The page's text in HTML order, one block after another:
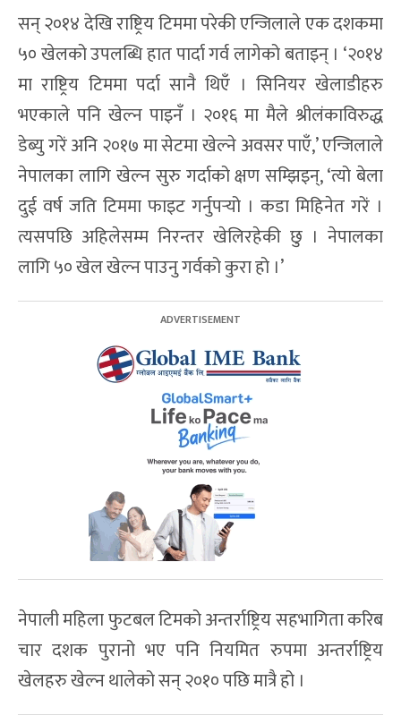
सन् २०१४ देखि राष्ट्रिय टिममा परेकी एन्जिलाले एक दशकमा
५० खेलको उपलब्धि हात पार्दा गर्व लागेको बताइन् । ‘२०१४
मा राष्ट्रिय टिममा पर्दा सानै थिएँ । सिनियर खेलाडीहरु
भएकाले पनि खेल्न पाइनँ । २०१६ मा मैले श्रीलंकाविरुद्ध
डेब्यु गरें अनि २०१७ मा सेटमा खेल्ने अवसर पाएँ,’ एन्जिलाले
नेपालका लागि खेल्न सुरु गर्दाको क्षण सम्झिइन्, ‘त्यो बेला
दुई वर्ष जति टिममा फाइट गर्नुपर्‍यो । कडा मिहिनेत गरें ।
त्यसपछि अहिलेसम्म निरन्तर खेलिरहेकी छु । नेपालका
लागि ५० खेल खेल्न पाउनु गर्वको कुरा हो ।’
नेपाली महिला फुटबल टिमको अन्तर्राष्ट्रिय सहभागिता करिब
चार दशक पुरानो भए पनि नियमित रुपमा अन्तर्राष्ट्रिय
खेलहरु खेल्न थालेको सन् २०१० पछि मात्रै हो ।